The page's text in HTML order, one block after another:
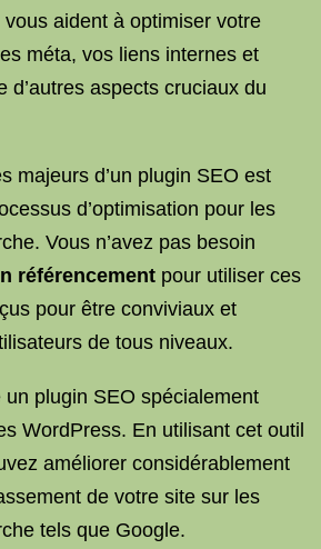
aident à optimiser votre
méta, vos liens internes et
d’autres aspects cruciaux du
majeurs d’un plugin SEO est
d’optimisation pour les
Vous n’avez pas besoin
référencement pour utiliser ces
pour être conviviaux et
de tous niveaux.
plugin SEO spécialement
WordPress. En utilisant cet outil
améliorer considérablement
de votre site sur les
tels que Google.